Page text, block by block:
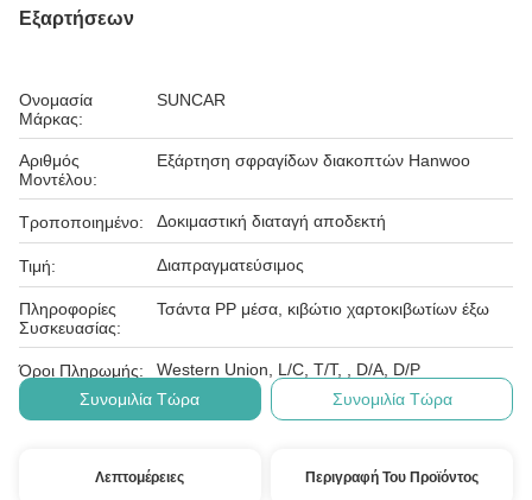
Εξαρτήσεων
Ονομασία
Μάρκας:
SUNCAR
Αριθμός
Μοντέλου:
Εξάρτηση σφραγίδων διακοπτών Hanwoo
Τροποποιημένο: Δοκιμαστική διαταγή αποδεκτή
Τιμή: Διαπραγματεύσιμος
Πληροφορίες
Συσκευασίας:
Τσάντα PP μέσα, κιβώτιο χαρτοκιβωτίων έξω
Όροι Πληρωμής:
Western Union, L/C, T/T, , D/A, D/P
Συνομιλία Τώρα
Συνομιλία Τώρα
Λεπτομέρειες Περιγραφή Του Προϊόντος